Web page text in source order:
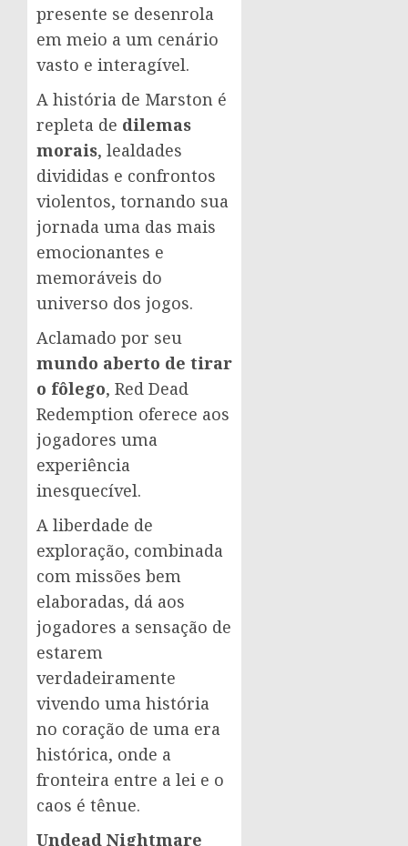
presente se desenrola
em meio a um cenário
vasto e interagível.
A história de Marston é
repleta de dilemas
morais, lealdades
divididas e confrontos
violentos, tornando sua
jornada uma das mais
emocionantes e
memoráveis do
universo dos jogos.
Aclamado por seu
mundo aberto de tirar
o fôlego, Red Dead
Redemption oferece aos
jogadores uma
experiência
inesquecível.
A liberdade de
exploração, combinada
com missões bem
elaboradas, dá aos
jogadores a sensação de
estarem
verdadeiramente
vivendo uma história
no coração de uma era
histórica, onde a
fronteira entre a lei e o
caos é tênue.
Undead Nightmare